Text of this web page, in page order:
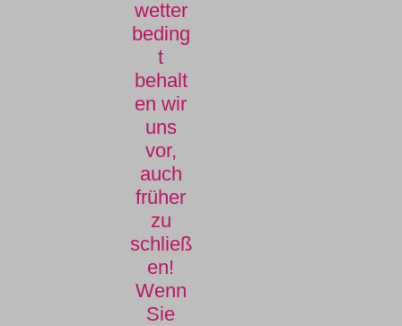
wetter
beding
t
behalt
en wir
uns
vor,
auch
früher
zu
schließ
en!
Wenn
Sie